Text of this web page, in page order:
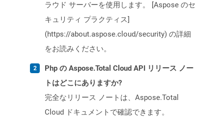
ラウド サーバーを使用します。 [Aspose のセ
キュリティ プラクティス]
(https://about.aspose.cloud/security) の詳細
をお読みください。
Php の Aspose.Total Cloud API リリース ノー
トはどこにありますか?
完全なリリース ノートは、Aspose.Total
Cloud ドキュメントで確認できます。